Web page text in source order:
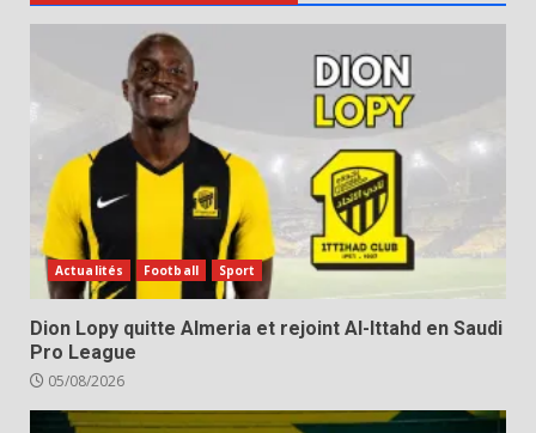
Actualités Football Sport
Dion Lopy quitte Almeria et rejoint Al-Ittahd en Saudi
Pro League
05/08/2026